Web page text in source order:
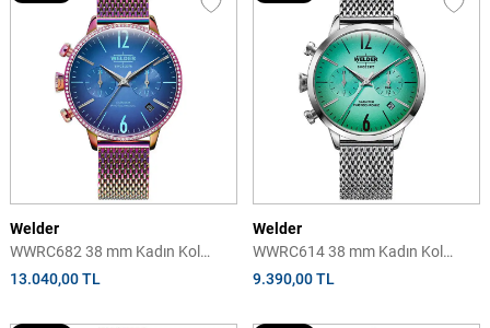
Welder
WWRC682 38 mm Kadın Kol
Saati
13.040,00 TL
Welder
WWRC614 38 mm Kadın Kol
Saati
9.390,00 TL